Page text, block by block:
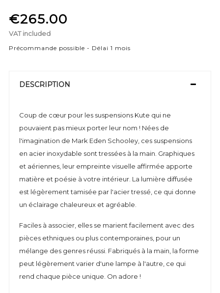
€265.00
VAT included
Précommande possible - Délai 1 mois
DESCRIPTION
Coup de cœur pour les suspensions Kute qui ne
pouvaient pas mieux porter leur nom ! Nées de
l'imagination de Mark Eden Schooley, ces suspensions
en acier inoxydable sont tressées à la main. Graphiques
et aériennes, leur empreinte visuelle affirmée apporte
matière et poésie à votre intérieur. La lumière diffusée
est légèrement tamisée par l'acier tressé, ce qui donne
un éclairage chaleureux et agréable.
Faciles à associer, elles se marient facilement avec des
pièces ethniques ou plus contemporaines, pour un
mélange des genres réussi. Fabriqués à la main, la forme
peut légèrement varier d'une lampe à l'autre, ce qui
rend chaque pièce unique. On adore !